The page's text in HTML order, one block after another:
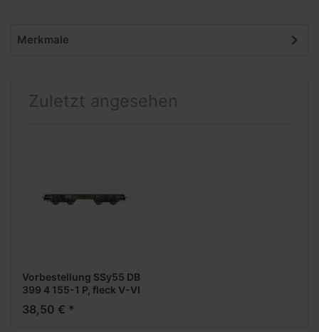
Merkmale
Zuletzt angesehen
Vorbestellung SSy55 DB
399 4 155-1 P, fleck V-VI
-1:87- -
Schwerlastwagen-
38,50 € *